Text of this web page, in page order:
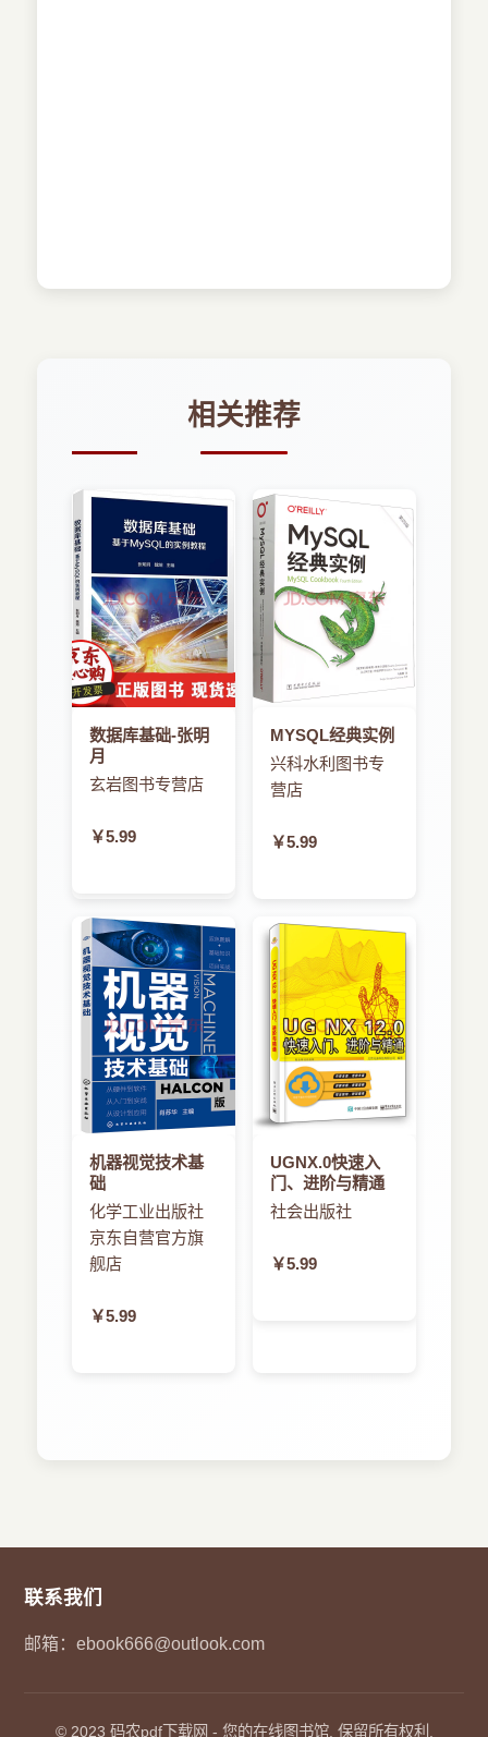
相关推荐
数据库基础-张明
月
玄岩图书专营店
￥5.99
MYSQL经典实例
兴科水利图书专
营店
￥5.99
机器视觉技术基
础
化学工业出版社
京东自营官方旗
舰店
￥5.99
UGNX.0快速入
门、进阶与精通
社会出版社
￥5.99
联系我们
邮箱：ebook666@outlook.com
© 2023 码农pdf下载网 - 您的在线图书馆. 保留所有权利.